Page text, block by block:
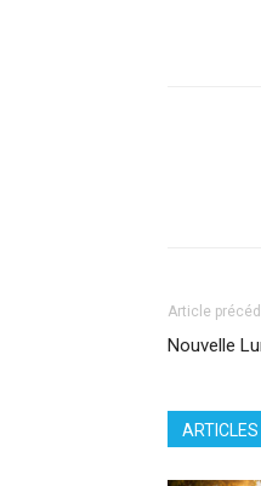
Article
Nouvelle